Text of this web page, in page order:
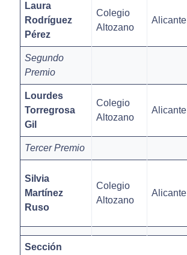
Laura
Rodríguez
Pérez
Colegio
Altozano
Alicante
Segundo
Premio
Lourdes
Torregrosa
Gil
Colegio
Altozano
Alicante
Tercer Premio
Silvia
Martínez
Ruso
Colegio
Altozano
Alicante
Sección